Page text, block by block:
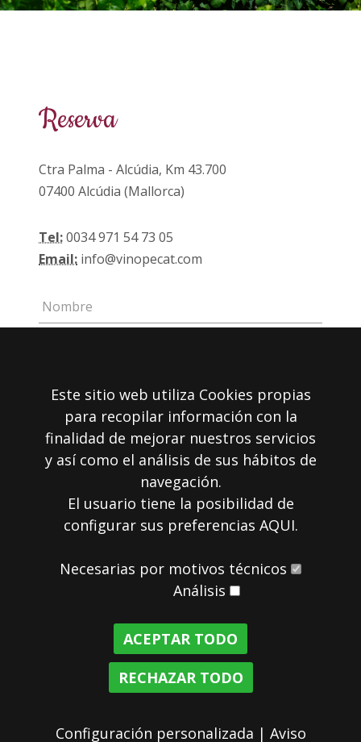
Reserva
Ctra Palma - Alcúdia, Km 43.700
07400 Alcúdia (Mallorca)
Tel:0034 971 54 73 05
Email: info@vinopecat.com
Este sitio web utiliza Cookies propias
para recopilar información con la
finalidad de mejorar nuestros servicios
y así como el análisis de sus hábitos de
navegación.
El usuario tiene la posibilidad de
configurar sus preferencias AQUI.
Necesarias por motivos técnicos
Análisis
ACEPTAR TODO
RECHAZAR TODO
Configuración personalizada | Aviso